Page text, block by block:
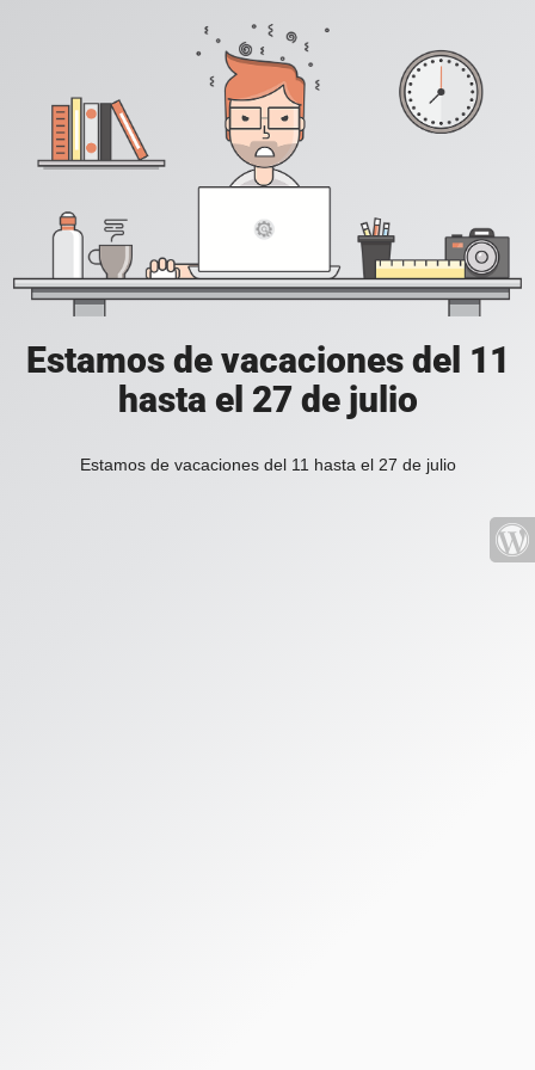
Estamos de vacaciones del 11
hasta el 27 de julio
Estamos de vacaciones del 11 hasta el 27 de julio